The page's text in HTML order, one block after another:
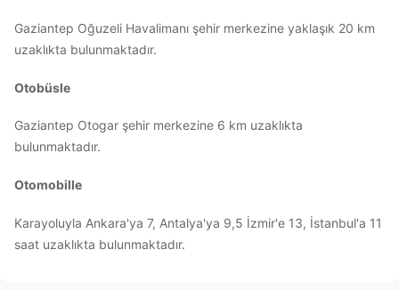
Gaziantep Oğuzeli Havalimanı şehir merkezine yaklaşık 20 km
uzaklıkta bulunmaktadır.
Otobüsle
Gaziantep Otogar şehir merkezine 6 km uzaklıkta
bulunmaktadır.
Otomobille
Karayoluyla Ankara'ya 7, Antalya'ya 9,5 İzmir'e 13, İstanbul'a 11
saat uzaklıkta bulunmaktadır.